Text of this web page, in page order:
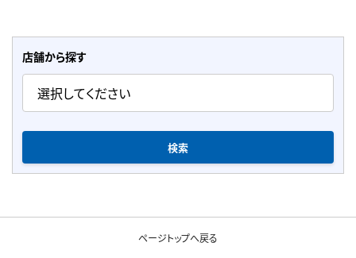
店舗から探す
検索
ページトップへ戻る